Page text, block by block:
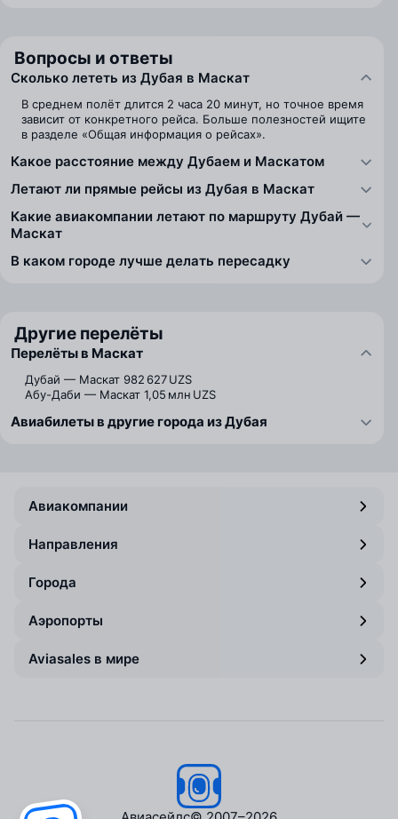
Вопросы и ответы
Сколько лететь из Дубая в Маскат
В среднем полёт длится 2 часа 20 минут, но точное время
зависит от конкретного рейса. Больше полезностей ищите
в разделе «Общая информация о рейсах».
Какое расстояние между Дубаем и Маскатом
Летают ли прямые рейсы из Дубая в Маскат
Какие авиакомпании летают по маршруту Дубай —
Маскат
В каком городе лучше делать пересадку
Другие перелёты
Перелёты в Маскат
Дубай — Маскат 982 627 UZS
Абу-Даби — Маскат 1,05 млн UZS
Авиабилеты в другие города из Дубая
Авиакомпании
Направления
Города
Аэропорты
Aviasales в мире